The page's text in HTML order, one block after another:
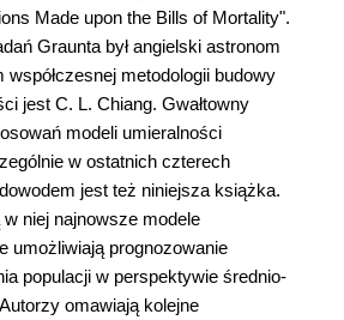
Made upon the Bills of Mortality".
Graunta był angielski astronom
współczesnej metodologii budowy
jest C. L. Chiang. Gwałtowny
modeli umieralności
w ostatnich czterech
jest też niniejsza książka.
niej najnowsze modele
umożliwiają prognozowanie
populacji w perspektywie średnio-
omawiają kolejne